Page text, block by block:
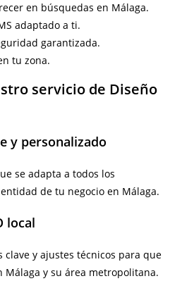
en búsquedas en Málaga.
adaptado a ti.
garantizada.
tu zona.
servicio de Diseño
y personalizado
se adapta a todos los
de tu negocio en Málaga.
local
clave y ajustes técnicos para que
y su área metropolitana.